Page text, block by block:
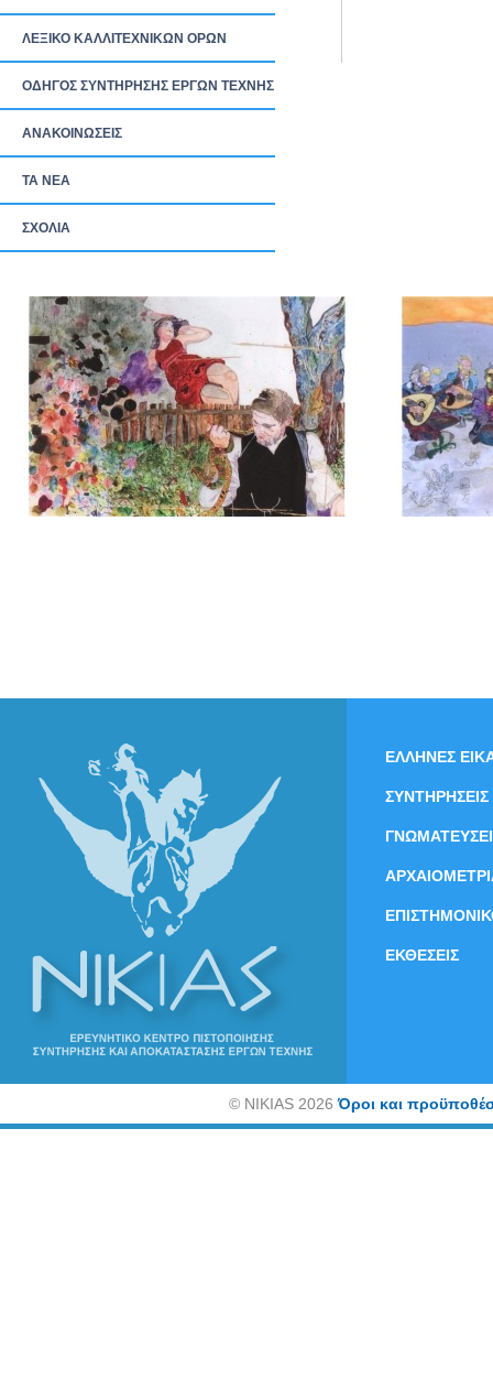
ΛΕΞΙΚΟ ΚΑΛΛΙΤΕΧΝΙΚΩΝ ΟΡΩΝ
ΟΔΗΓΟΣ ΣΥΝΤΗΡΗΣΗΣ ΕΡΓΩΝ ΤΕΧΝΗΣ
ΑΝΑΚΟΙΝΩΣΕΙΣ
ΤΑ ΝEΑ
ΣΧΟΛΙΑ
ΕΛΛΗΝΕΣ
ΣΥΝΤΗΡΗΣΕΙΣ
ΕΚΘΕΣΕΙΣ
©NIKIAS 2026Όροι και